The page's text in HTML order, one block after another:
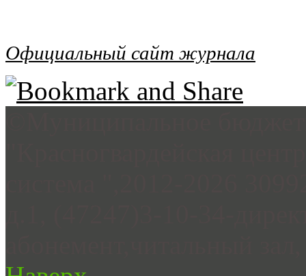
Официальный сайт журнала